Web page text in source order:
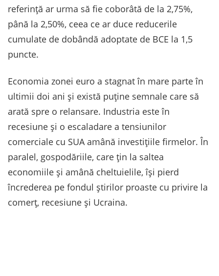
referinţă ar urma să fie coborâtă de la 2,75%,
până la 2,50%, ceea ce ar duce reducerile
cumulate de dobândă adoptate de BCE la 1,5
puncte.
Economia zonei euro a stagnat în mare parte în
ultimii doi ani şi există puţine semnale care să
arată spre o relansare. Industria este în
recesiune şi o escaladare a tensiunilor
comerciale cu SUA amână investiţiile firmelor. În
paralel, gospodăriile, care ţin la saltea
economiile şi amână cheltuielile, îşi pierd
încrederea pe fondul ştirilor proaste cu privire la
comerţ, recesiune şi Ucraina.